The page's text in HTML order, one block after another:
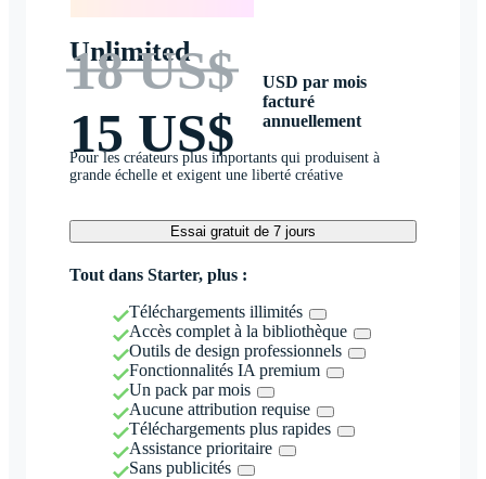
Unlimited
18 US$
15 US$
USD par mois
facturé
annuellement
Pour les créateurs plus importants qui produisent à
grande échelle et exigent une liberté créative
Essai gratuit de 7 jours
Tout dans Starter, plus :
Téléchargements illimités
Accès complet à la bibliothèque
Outils de design professionnels
Fonctionnalités IA premium
Un pack par mois
Aucune attribution requise
Téléchargements plus rapides
Assistance prioritaire
Sans publicités